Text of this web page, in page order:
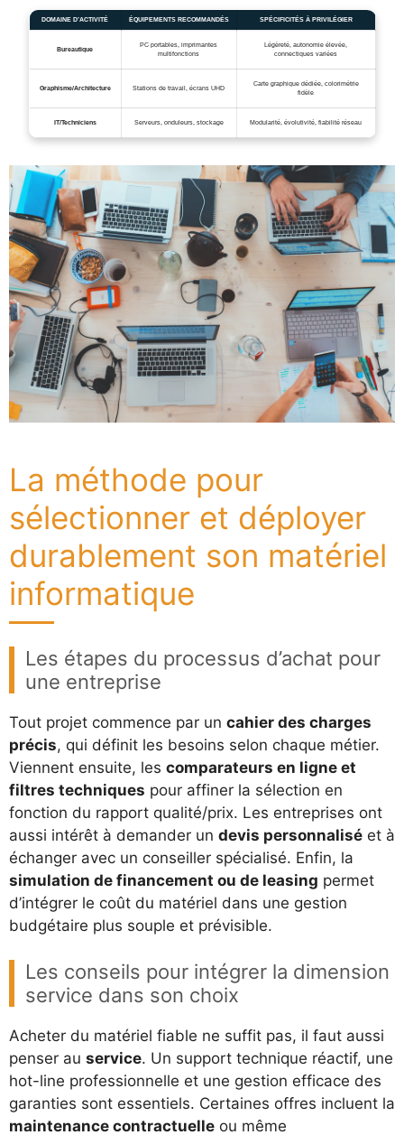
DOMAINE D’ACTIVITÉ ÉQUIPEMENTS RECOMMANDÉS SPÉCIFICITÉS À PRIVILÉGIER
Bureautique
PC portables, imprimantes
multifonctions
Légèreté, autonomie élevée,
connectiques variées
Graphisme/Architecture Stations de travail, écrans UHD
Carte graphique dédiée, colorimétrie
fidèle
IT/Techniciens Serveurs, onduleurs, stockage Modularité, évolutivité, fiabilité réseau
La méthode pour
sélectionner et déployer
durablement son matériel
informatique
Les étapes du processus d’achat pour
une entreprise
Tout projet commence par un cahier des charges
précis, qui définit les besoins selon chaque métier.
Viennent ensuite, les comparateurs en ligne et
filtres techniques pour affiner la sélection en
fonction du rapport qualité/prix. Les entreprises ont
aussi intérêt à demander un devis personnalisé et à
échanger avec un conseiller spécialisé. Enfin, la
simulation de financement ou de leasing permet
d’intégrer le coût du matériel dans une gestion
budgétaire plus souple et prévisible.
Les conseils pour intégrer la dimension
service dans son choix
Acheter du matériel fiable ne suffit pas, il faut aussi
penser au service. Un support technique réactif, une
hot-line professionnelle et une gestion efficace des
garanties sont essentiels. Certaines offres incluent la
maintenance contractuelle ou même